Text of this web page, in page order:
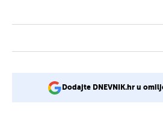
Dodajte DNEVNIK.hr u